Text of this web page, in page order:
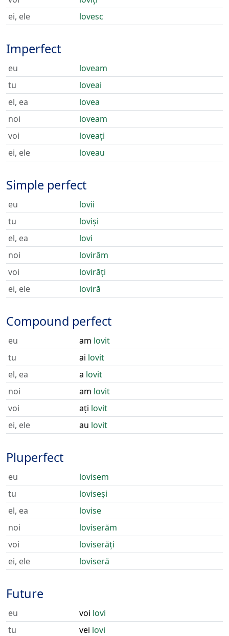
ei, ele
lovesc
Imperfect
eu
loveam
tu
loveai
el, ea
lovea
noi
loveam
voi
loveați
ei, ele
loveau
Simple perfect
eu
lovii
tu
loviși
el, ea
lovi
noi
lovirăm
voi
lovirăți
ei, ele
loviră
Compound perfect
eu am lovit
tu
ai lovit
el, ea
a lovit
noi
am lovit
voi
ați lovit
ei, ele
au lovit
Pluperfect
eu
lovisem
tu
loviseși
el, ea
lovise
noi
loviserăm
voi
loviserăți
ei, ele
loviseră
Future
eu voi lovi
tu
vei lovi